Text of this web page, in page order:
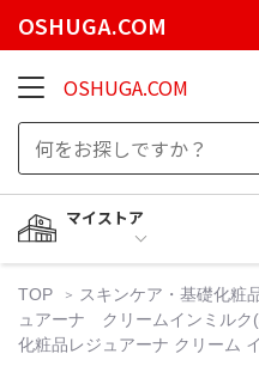
OSHUGA.COM
OSHUGA.COM
マイストア
TOP スキンケア・基礎化粧
ュアーナ クリームインミルク
化粧品レジュアーナ クリーム